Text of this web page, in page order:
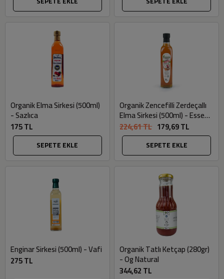
Organik Elma Sirkesi (500ml)
- Sazlıca
175 TL
SEPETE EKLE
Organik Zencefilli Zerdeçallı
Elma Sirkesi (500ml) - Essen
Organik
224,61 TL 179,69 TL
SEPETE EKLE
Enginar Sirkesi (500ml) - Vafi
275 TL
Organik Tatlı Ketçap (280gr)
- Og Natural
344,62 TL